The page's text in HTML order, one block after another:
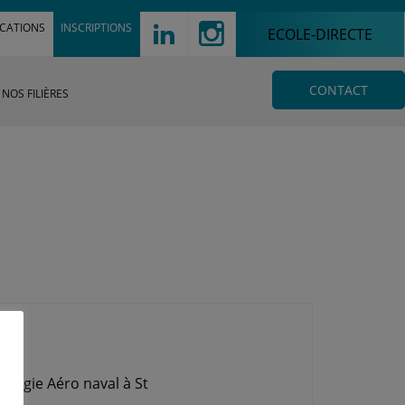
! d ECOLE-DIRECTE
INSCRIPTIONS
CONTACT
NOS FILIÈRES
Aéro naval à St